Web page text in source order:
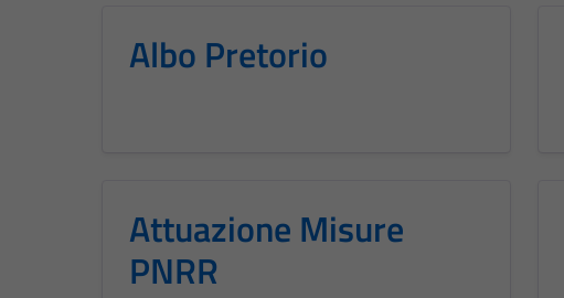
Albo Pretorio
Attuazione Misure
PNRR